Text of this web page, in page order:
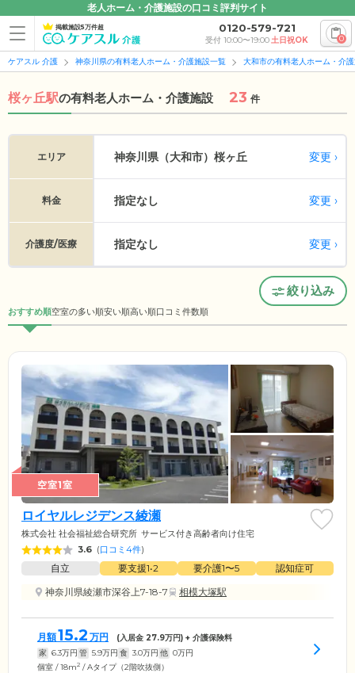
老人ホーム・介護施設の口コミ評判サイト
掲載施設5万件超 0120-579-721
受付 10:00〜19:00土日祝OK 0
ケアスル 介護 神奈川県の有料老人ホーム・介護施設一覧 大和市の有料老人ホーム・介
桜ヶ丘駅の有料老人ホーム・介護施設 23 件
エリア 神奈川県（大和市） 桜ヶ丘 変更
料金 指定なし 変更
介護度/医療 指定なし 変更
絞り込み
おすすめ順空室の多い順安い順高い順口コミ件数順
空室1室
ロイヤルレジデンス綾瀬
株式会社 社会福祉総合研究所 サービス付き高齢者向け住宅
3.6 (口コミ4件)
自立 要支援1•2 要介護1〜5
認知症可
神奈川県綾瀬市深谷上7-18-7
相模大塚駅
月額15.2 万円 (入居金 27.9万円) + 介護保険料
家 6.3万円 管 5.9万円 食 3.0万円 他 0万円
個室 / 18m2 / Aタイプ（2階吹抜側）